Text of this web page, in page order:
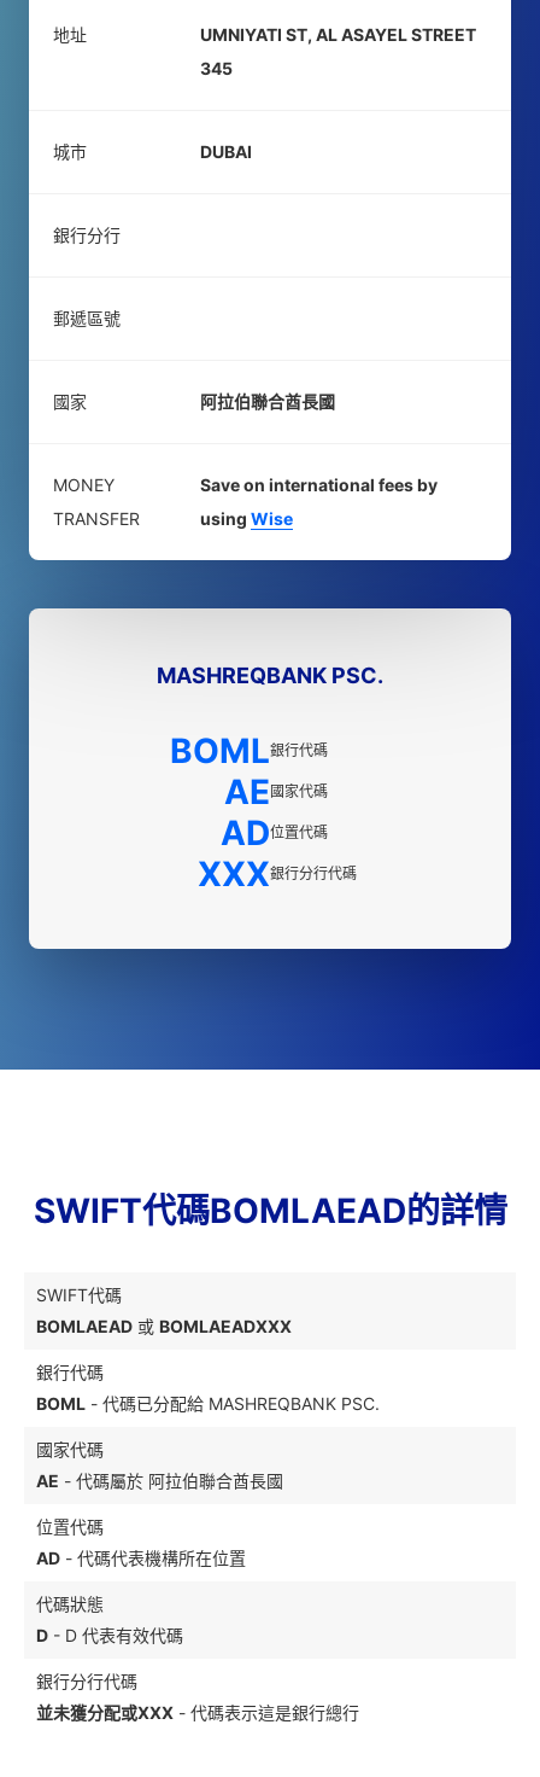
地址
UMNIYATI ST, AL ASAYEL STREET
345
城市 DUBAI
銀行分行
郵遞區號
國家 阿拉伯聯合酋長國
MONEY
TRANSFER
Save on international fees by
using Wise
MASHREQBANK PSC.
BOML銀行代碼
AE國家代碼
AD位置代碼
XXX銀行分行代碼
SWIFT代碼BOMLAEAD的詳情
SWIFT代碼
BOMLAEAD 或 BOMLAEADXXX
銀行代碼
BOML - 代碼已分配給 MASHREQBANK PSC.
國家代碼
AE - 代碼屬於 阿拉伯聯合酋長國
位置代碼
AD - 代碼代表機構所在位置
代碼狀態
D - D 代表有效代碼
銀行分行代碼
並未獲分配或XXX - 代碼表示這是銀行總行